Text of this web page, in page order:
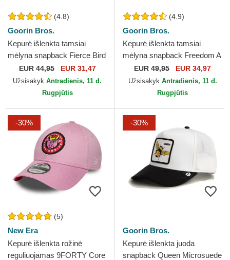
(4.8)
Goorin Bros.
Kepurė išlenkta tamsiai
mėlyna snapback Fierce Bird
Of Prey Core Canvas The
Farm Goorin Bros.
EUR44,95 EUR 31,47
Užsisakyk Antradienis, 11 d.
Rugpjūtis
(4.9)
Goorin Bros.
Kepurė išlenkta tamsiai
mėlyna snapback Freedom A
the W in a D The Farm
Paisley The Farm Goorin...
EUR 49,95 EUR 34,97
Užsisakyk Antradienis, 11 d.
Rugpjūtis
-30%
(5)
New Era
Kepurė išlenkta rožinė
reguliuojamas 9FORTY Core
-30%
Goorin Bros.
Kepurė išlenkta juoda
snapback Queen Microsuede